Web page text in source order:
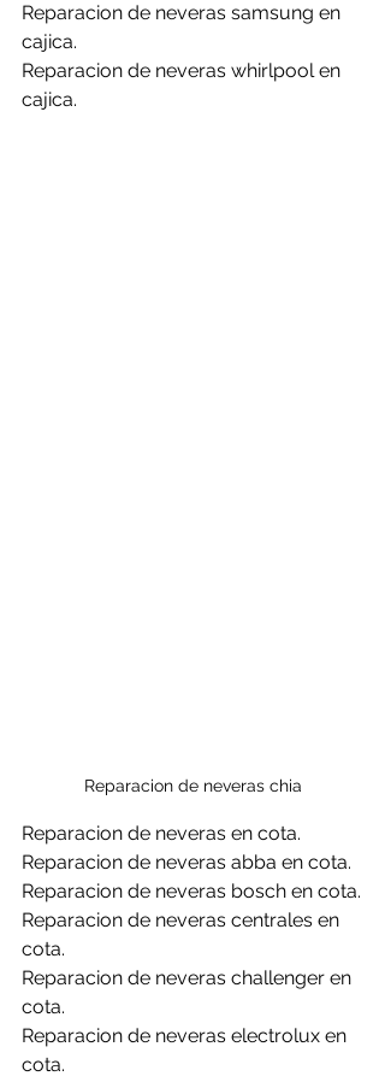
Reparacion de neveras samsung en
cajica.
Reparacion de neveras whirlpool en
cajica.
Reparacion de neveras chia
Reparacion de neveras en cota.
Reparacion de neveras abba en cota.
Reparacion de neveras bosch en cota.
Reparacion de neveras centrales en
cota.
Reparacion de neveras challenger en
cota.
Reparacion de neveras electrolux en
cota.